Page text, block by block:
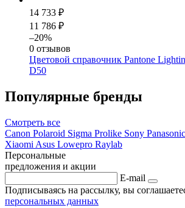
14 733 ₽
11 786 ₽
–20%
0 отзывов
Цветовой справочник Pantone
D50
Популярные бренды
Смотреть все
Canon Polaroid Sigma Prolike Sony Panasonic
Xiaomi Asus Lowepro Raylab
Персональные
предложения и акции
E-mail
Подписываясь на рассылку, вы
персональных данных